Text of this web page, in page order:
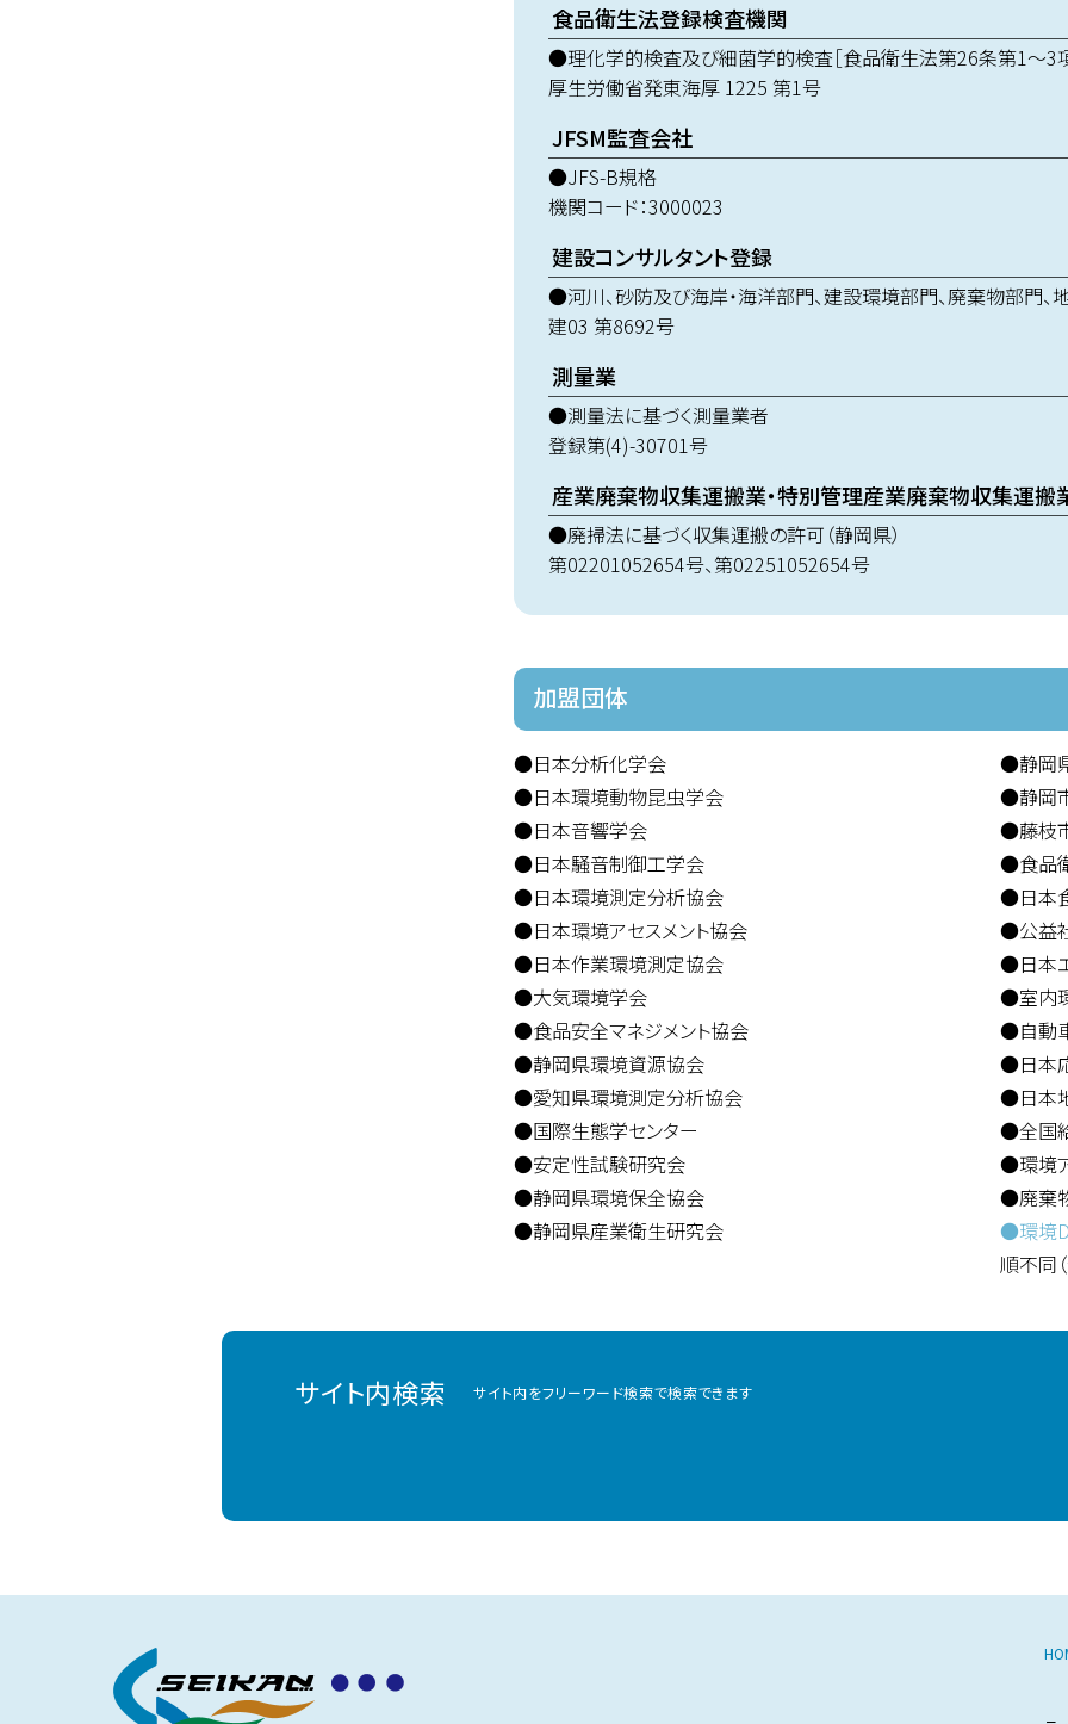
食品衛生法登録検査機関
●理化学的検査及び細菌学的検査［食品衛生法第26条第1～3
厚生労働省発東海厚 1225 第1号
JFSM監査会社
●JFS-B規格
機関コード：3000023
建設コンサルタント登録
●河川、砂防及び海岸・海洋部門、建設環境部門、廃棄物部門、
建03 第8692号
測量業
●測量法に基づく測量業者
登録第(4)-30701号
産業廃棄物収集運搬業・特別管理産業廃棄物収集運搬
●廃掃法に基づく収集運搬の許可（静岡県）
第02201052654号、第02251052654号
加盟団体
●日本分析化学会
●日本環境動物昆虫学会
●日本音響学会
●日本騒音制御工学会
●日本環境測定分析協会
●日本環境アセスメント協会
●日本作業環境測定協会
●大気環境学会
●食品安全マネジメント協会
●静岡県環境資源協会
●愛知県環境測定分析協会
●国際生態学センター
●安定性試験研究会
●静岡県環境保全協会
●静岡県産業衛生研究会
●静岡
●静岡
●藤枝
●食品
●日本
●公益
●日本
●室内
●自動
●日本
●日本
●全国
●環境
●廃棄
●環境
順不同
サイト内検索 サイト内をフリーワード検索で検索できます